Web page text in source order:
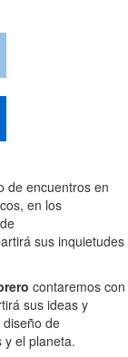
de encuentros en
en los
sus inquietudes
contaremos con
sus ideas y
de
y el planeta.